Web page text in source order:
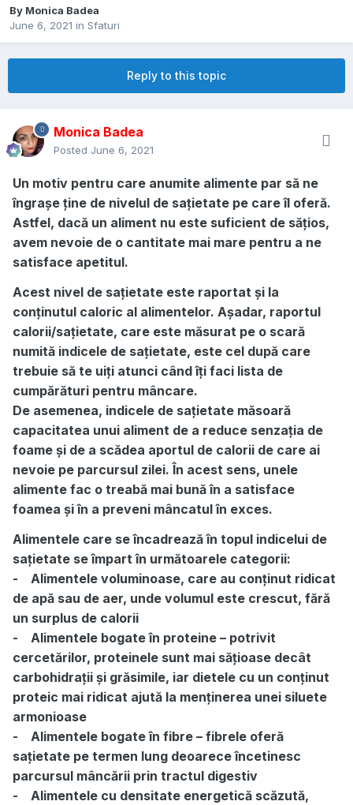
By Monica Badea
June 6, 2021 in Sfaturi
Reply to this topic
Monica Badea
Posted June 6, 2021
Un motiv pentru care anumite alimente par să ne
îngrașe ține de nivelul de sațietate pe care îl oferă.
Astfel, dacă un aliment nu este suficient de sățios,
avem nevoie de o cantitate mai mare pentru a ne
satisface apetitul.
Acest nivel de sațietate este raportat și la
conținutul caloric al alimentelor. Așadar, raportul
calorii/sațietate, care este măsurat pe o scară
numită indicele de sațietate, este cel după care
trebuie să te uiți atunci când îți faci lista de
cumpărături pentru mâncare.
De asemenea, indicele de sațietate măsoară
capacitatea unui aliment de a reduce senzația de
foame și de a scădea aportul de calorii de care ai
nevoie pe parcursul zilei. În acest sens, unele
alimente fac o treabă mai bună în a satisface
foamea și în a preveni mâncatul în exces.
Alimentele care se încadrează în topul indicelui de
sațietate se împart în următoarele categorii:
- Alimentele voluminoase, care au conținut ridicat
de apă sau de aer, unde volumul este crescut, fără
un surplus de calorii
- Alimentele bogate în proteine – potrivit
cercetărilor, proteinele sunt mai sățioase decât
carbohidrații și grăsimile, iar dietele cu un conținut
proteic mai ridicat ajută la menținerea unei siluete
armonioase
- Alimentele bogate în fibre – fibrele oferă
sațietate pe termen lung deoarece încetinesc
parcursul mâncării prin tractul digestiv
- Alimentele cu densitate energetică scăzută,